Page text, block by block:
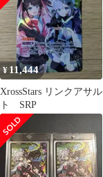
¥ 11,444
XrossStars リンクアサル
ト SRP